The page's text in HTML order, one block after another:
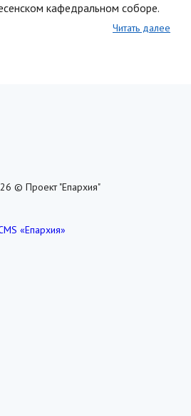
кафедральном соборе.
Читать далее
© Проект "Епархия"
«Епархия»